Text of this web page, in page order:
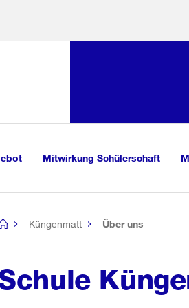
Mitwirkung Schülerschaft
Küngenmatt Über uns